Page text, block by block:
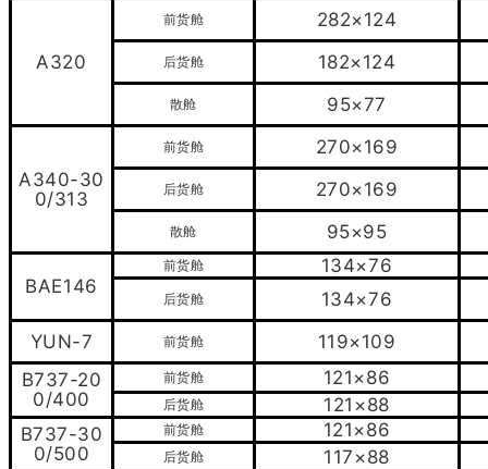
A320
前货舱 282×124
后货舱 182×124
散舱 95×77
A340-30
0/313
前货舱 270×169
后货舱 270×169
散舱 95×95
BAE146
前货舱 134×76
后货舱
134×76
YUN-7
前货舱
119×109
B737-20
0/400
前货舱 121×86
后货舱
121×88
B737-30
0/500
前货舱 121×86
后货舱
117×88